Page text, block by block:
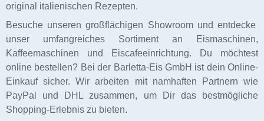
original italienischen Rezepten.
Besuche unseren großflächigen Showroom und entdecke
unser umfangreiches Sortiment an Eismaschinen,
Kaffeemaschinen und Eiscafeeinrichtung. Du möchtest
online bestellen? Bei der Barletta-Eis GmbH ist dein Online-
Einkauf sicher. Wir arbeiten mit namhaften Partnern wie
PayPal und DHL zusammen, um Dir das bestmögliche
Shopping-Erlebnis zu bieten.